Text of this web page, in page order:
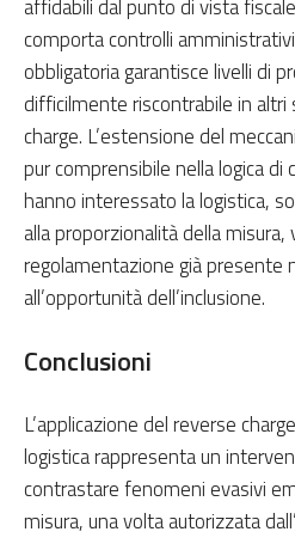
affidabili dal punto di vista
comporta controlli
obbligatoria garantisce livelli di
difficilmente riscontrabile in
charge. L’estensione del
pur comprensibile nella logica
hanno interessato la logistica,
alla proporzionalità della misura,
regolamentazione già presente
all’opportunità dell’inclusione.
Conclusioni
L’applicazione del reverse
logistica rappresenta un
contrastare fenomeni evasivi
misura, una volta autorizzata